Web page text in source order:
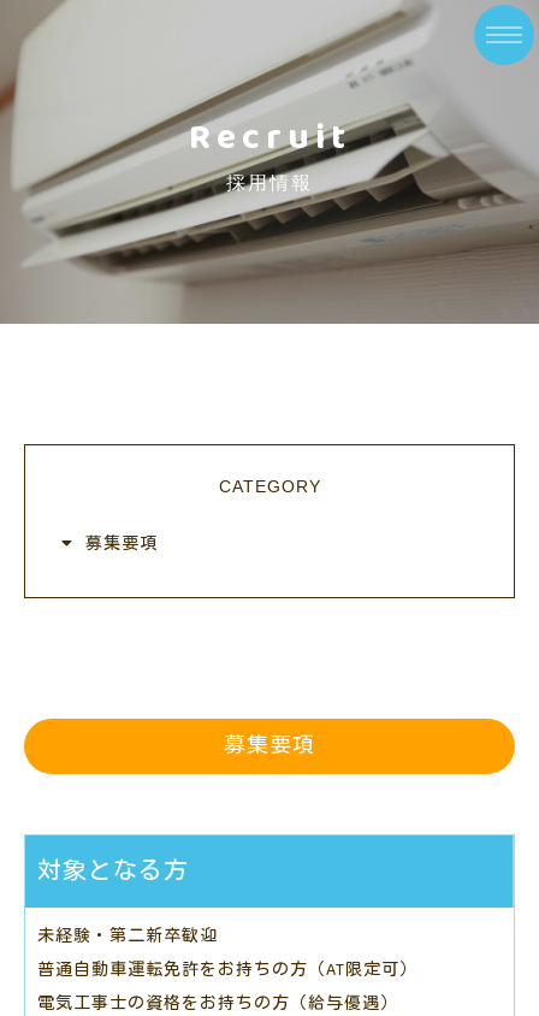
Recruit
採用情報
CATEGORY
募集要項
募集要項
対象となる方
未経験・第二新卒歓迎
普通自動車運転免許をお持ちの方（AT限定可）
電気工事士の資格をお持ちの方（給与優遇）